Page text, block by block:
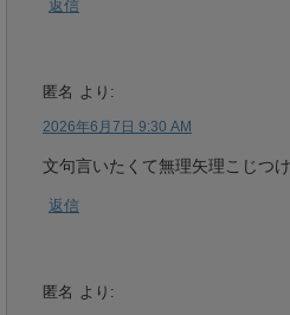
返信
匿名 より:
2026年6月7日 9:30 AM
文句言いたくて無理矢理こじつ
返信
匿名 より: